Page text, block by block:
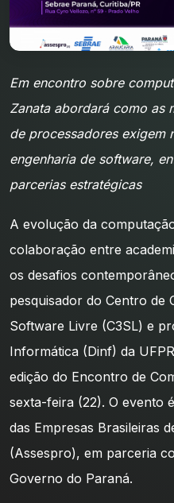
Em encontro sobre
Zanata abordará como as
de processadores exigem
engenharia de software,
parcerias estratégicas
A evolução da
colaboração entre
os desafios
pesquisador do Centro de
Software Livre (C3SL) e
Informática (Dinf) da
edição do Encontro de
sexta-feira (22). O evento
das Empresas Brasileiras
(Assespro), em parceria
Governo do Paraná.